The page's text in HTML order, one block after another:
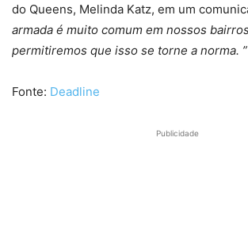
do Queens, Melinda Katz, em um
armada é muito comum em nossos
permitiremos que isso se torne a norma. ”
Fonte: Deadline
Publicidade